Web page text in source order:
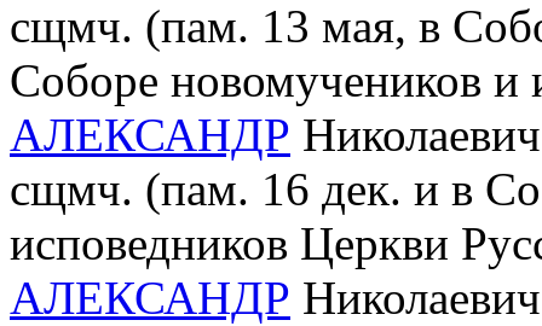
сщмч. (пам. 13 мая, в
Соборе новомучеников и
АЛЕКСАНДР
сщмч. (пам. 16 дек. и в
исповедников Церкви
АЛЕКСАНДР